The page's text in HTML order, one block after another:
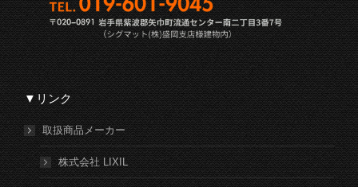
▼リンク
取扱商品メーカー
株式会社 LIXIL